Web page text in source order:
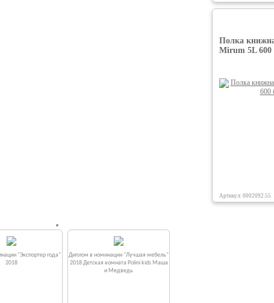
Полка
Mirum 5L
Артикул: 0002092.55
"Экспортер года"
2018
Диплом в номинации "Лучшая мебель"
2018 Детская комната Polini kids Маша
и Медведь